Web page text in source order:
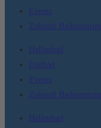
Events
Zukunft Badezentrum
Hallenbad
Freibad
Events
Zukunft Badezentrum
Hallenbad